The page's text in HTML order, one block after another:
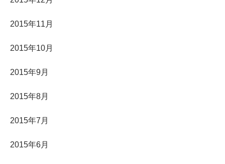
2015年11月
2015年10月
2015年9月
2015年8月
2015年7月
2015年6月